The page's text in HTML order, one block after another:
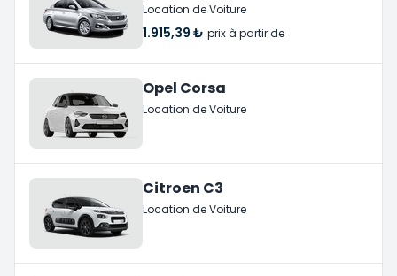
Location de Voiture
1.915,39 ₺ prix à partir de
Opel Corsa
Location de Voiture
Citroen C3
Location de Voiture